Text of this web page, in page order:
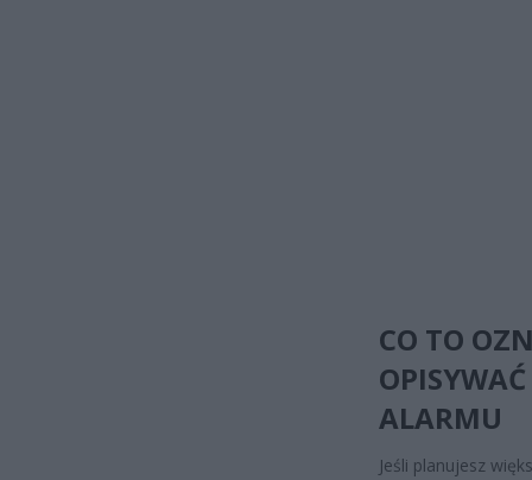
CO TO
ALARMU
Jeśli planujesz